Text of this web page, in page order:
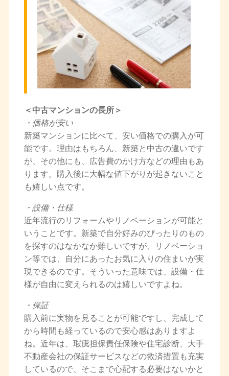
＜中古マンションの長所＞
・価格が安い
新築マンションに比べて、安い価格での購入が可
能です。理由はもちろん、新築と中古の違いです
が、その他にも、広告費のかけ方などの理由もあ
ります。購入後に大幅な値下がりが起きないこと
も嬉しい点です。
・設備・仕様
近年流行のリフォームやリノベーションが可能と
いうことです。新築で自分好みのぴったりのもの
を探すのはなかなか難しいですが、リノベーショ
ン等では、自分にあったお気に入りの住まいが実
現できるのです。そういった意味では、設備・仕
様が自由に変えられるのは嬉しいですよね。
・保証
購入前に実物を見ることが可能ですし、完成して
から時間も経っているので安心感はありますよ
ね。近年は、瑕疵担保責任保険や住宅診断、大手
不動産会社の保証サービスなどの救済措置も充実
しているので、そこまで心配する必要はないかと